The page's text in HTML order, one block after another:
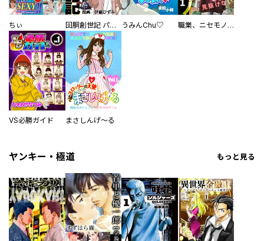
ちぃ 回胴創世記 パチスロを創った男達 うみんChu♡ 職業、ニセモノ～あなたに偽は見抜けない【電子単行本版】
VS必勝ガイド まさしんげ～る
ヤンキー・極道 もっと見る